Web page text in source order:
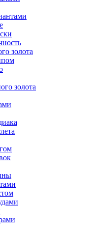
золота
золота